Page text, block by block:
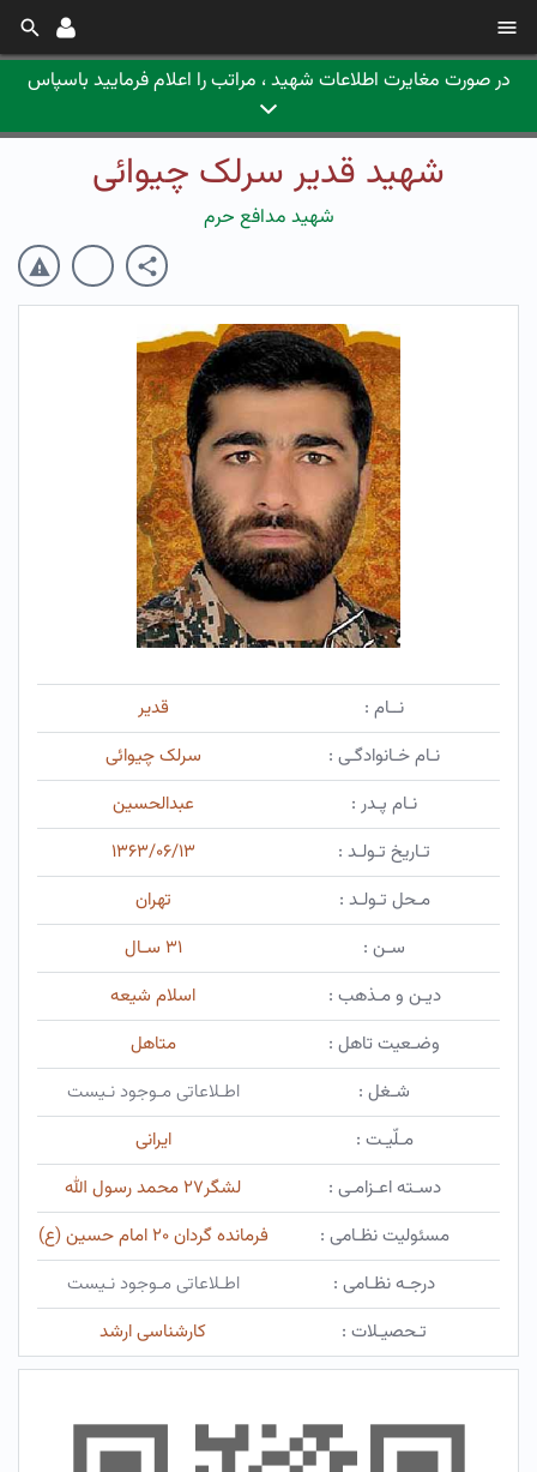
در صورت مغایرت اطلاعات شهید ، مراتب را اعلام فرمایید باسپاس
شهید قدیر سرلک چیوائی
شهید مدافع حرم
نــام :
قدیر
نـام خـانوادگـی :
سرلک چیوائی
نـام پـدر :
عبدالحسین
تـاریخ تـولـد :
۱۳۶۳/۰۶/۱۳
مـحل تـولـد :
تهران
سـن :
۳۱ سـال
دیـن و مـذهب :
اسلام شیعه
وضـعیت تاهل :
متاهل
شـغل :
اطـلاعاتی مـوجود نـیست
مـلّیـت :
ایرانی
دسـته اعـزامـی :
لشگر۲۷ محمد رسول الله
مسئولیت نظـامی :
فرمانده گردان ۲۰ امام حسین (ع)
درجـه نظـامی :
اطـلاعاتی مـوجود نـیست
تـحصیـلات :
کارشناسی ارشد